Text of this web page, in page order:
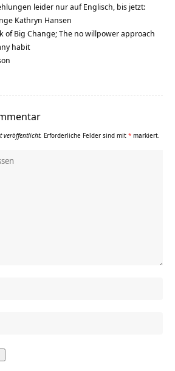
leider nur auf Englisch, bis jetzt:
Kathryn Hansen
of Big Change; The no willpower approach
habit
veröffentlicht. Erforderliche Felder sind mit * markiert.